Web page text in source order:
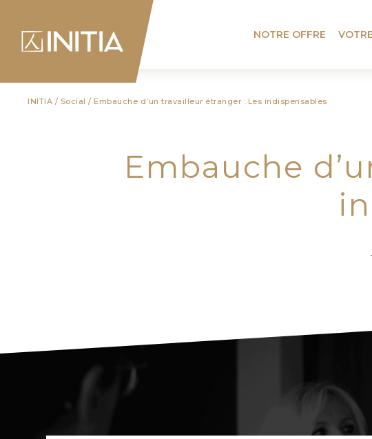
NOTRE OFFRE
INITIA / Social / Embauche d’un travailleur étranger : Les indispensables
Embauche